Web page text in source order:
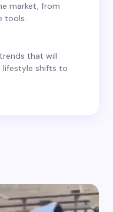
market, from
tools.
that will
lifestyle shifts to